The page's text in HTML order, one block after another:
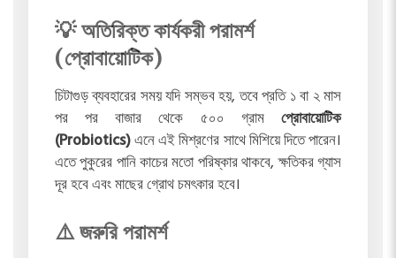
💡 অতিরিক্ত কার্যকরী পরামর্শ
(প্রোবায়োটিক)
চিটাগুড় ব্যবহারের সময় যদি সম্ভব হয়, তবে প্রতি ১ বা ২ মাস
পর পর বাজার থেকে ৫০০ গ্রামপ্রোবায়োটিক
(Probiotics)এনে এই মিশ্রণের সাথে মিশিয়ে দিতে পারেন।
এতে পুকুরের পানি কাচের মতো পরিষ্কার থাকবে, ক্ষতিকর গ্যাস
দূর হবে এবং মাছের গ্রোথ চমৎকার হবে।
⚠️ জরুরি পরামর্শ